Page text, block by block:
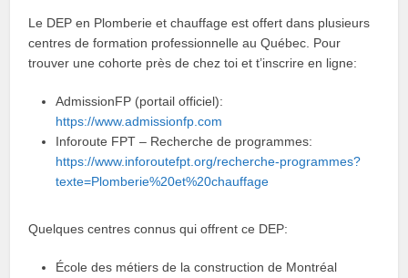
Le DEP en Plomberie et chauffage est offert dans plusieurs
centres de formation professionnelle au Québec. Pour
trouver une cohorte près de chez toi et t’inscrire en ligne:
AdmissionFP (portail officiel):
https://www.admissionfp.com
Inforoute FPT – Recherche de programmes:
https://www.inforoutefpt.org/recherche-programmes?
texte=Plomberie%20et%20chauffage
Quelques centres connus qui offrent ce DEP:
École des métiers de la construction de Montréal